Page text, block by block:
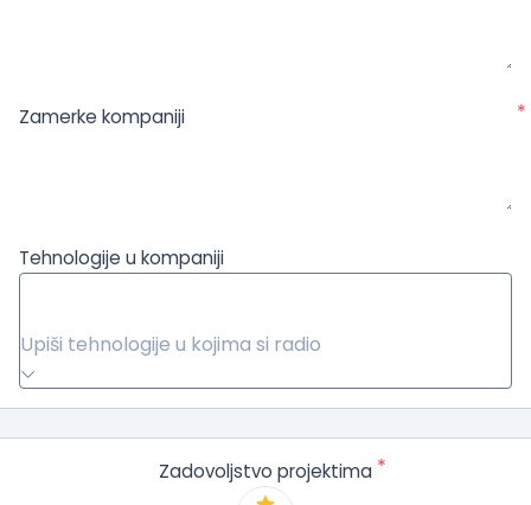
Zamerke kompaniji *
Tehnologije u kompaniji
Upiši tehnologije u kojima si radio
Zadovoljstvo projektima *